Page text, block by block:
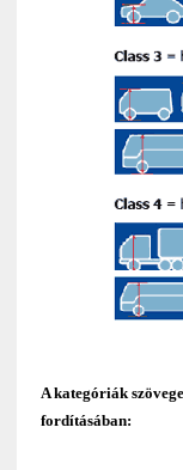
A kategóriák
fordításában: